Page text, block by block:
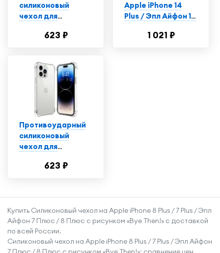
силиконовый
чехол для
iPhone 14 Plus /
смартфона Эпл
Айфон 14 Плюс с
защитой углов /
Прозрачный
623 ₽
Apple iPhone 14
Plus / Эпл Айфон 14
"Красно-синяя
1 021 ₽
Противоударный
силиконовый
чехол для
iPhone 14 Pro /
смартфона Эпл
Айфон 14 Про с
защитой углов /
Прозрачный
623 ₽
Купить Силиконовый чехол на Apple iPhone 8 Plus / 7 Plus / Эпл
Айфон 7 Плюс / 8 Плюс с рисунком «Bye Then!» с доставкой
по всей России.
Силиконовый чехол на Apple iPhone 8 Plus / 7 Plus / Эпл Айфон